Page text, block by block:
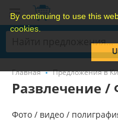
By continuing to use this
cookies.
Главная Предложения в
Развлечение /
Фото / видео /